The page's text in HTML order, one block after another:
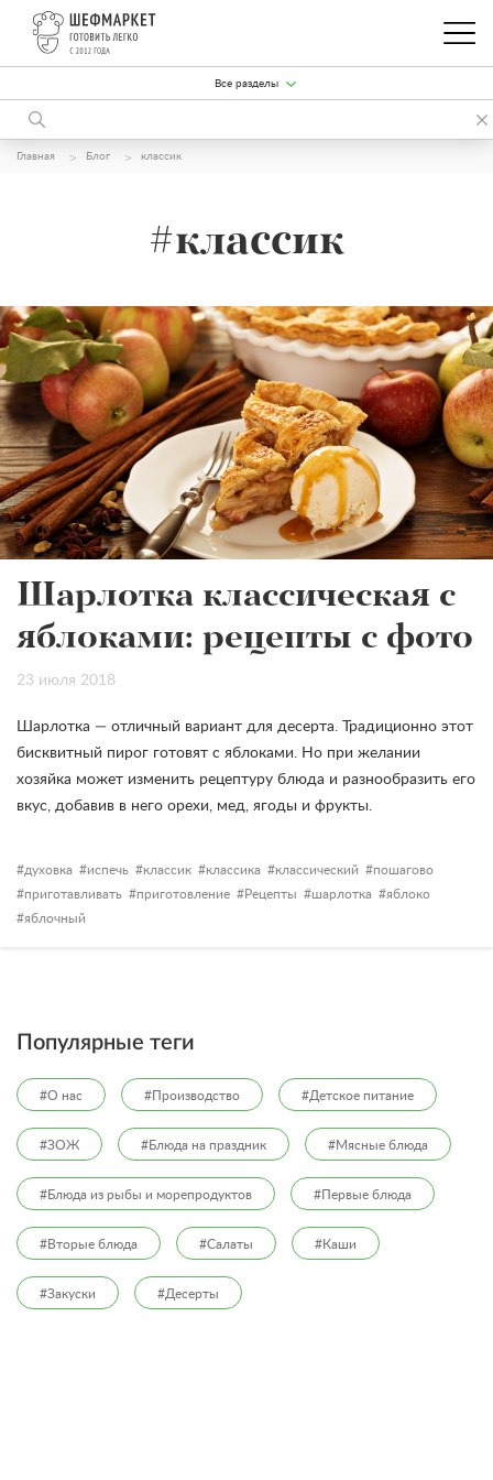
Все разделы
Главная Блог классик
#классик
Шарлотка классическая с
яблоками: рецепты с фото
23 июля 2018
Шарлотка — отличный вариант для десерта. Традиционно этот
бисквитный пирог готовят с яблоками. Но при желании
хозяйка может изменить рецептуру блюда и разнообразить его
вкус, добавив в него орехи, мед, ягоды и фрукты.
духовка испечь классик классика классический
пошагово
приготавливать
приготовление Рецепты шарлотка
яблоко
яблочный
Популярные теги
#О нас #Производство #Детское питание
#ЗОЖ #Блюда на праздник #Мясные блюда
#Блюда из рыбы и морепродуктов #Первые блюда
#Вторые блюда #Салаты #Каши
#Закуски #Десерты